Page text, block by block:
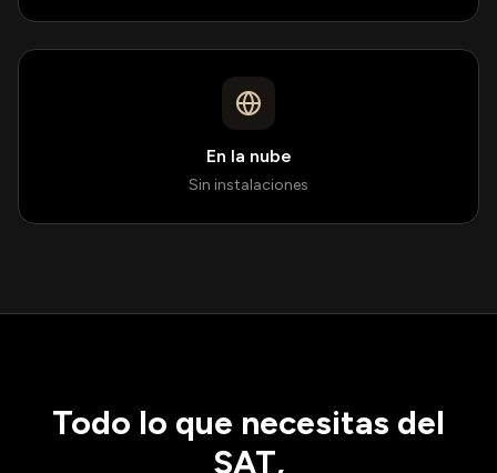
En la nube
Sin instalaciones
Todo lo que necesitas del
SAT,